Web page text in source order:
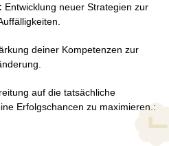
Entwicklung neuer Strategien zur
deiner Kompetenzen zur
auf die tatsächliche
Erfolgschancen zu maximieren.: